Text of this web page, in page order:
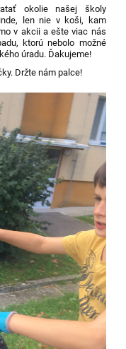
okolie našej školy
len nie v koši, kam
v akcii a ešte viac nás
ktorú nebolo možné
úradu. Ďakujeme!
Držte nám palce!